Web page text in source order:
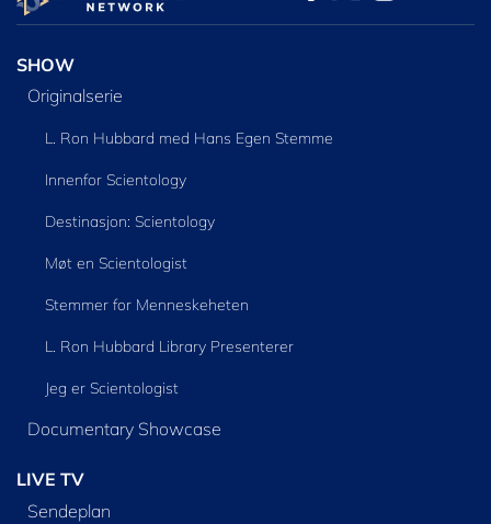
SHOW
Originalserie
L. Ron Hubbard med Hans Egen Stemme
Innenfor Scientology
Destinasjon: Scientology
Møt en Scientologist
Stemmer for Menneskeheten
L. Ron Hubbard Library Presenterer
Jeg er Scientologist
Documentary Showcase
LIVE TV
Sendeplan